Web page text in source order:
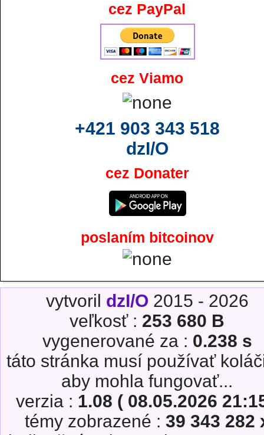
cez PayPal
cez Viamo
+421 903 343 518
dzI/O
cez Donater
poslaním bitcoinov
vytvoril dzI/O 2015 - 2026
veľkosť : 253 680 B
vygenerované za : 0.238 s
táto stránka musí používať
aby mohla fungovať...
verzia : 1.08 ( 08.05.2026
témy zobrazené : 39 343 282